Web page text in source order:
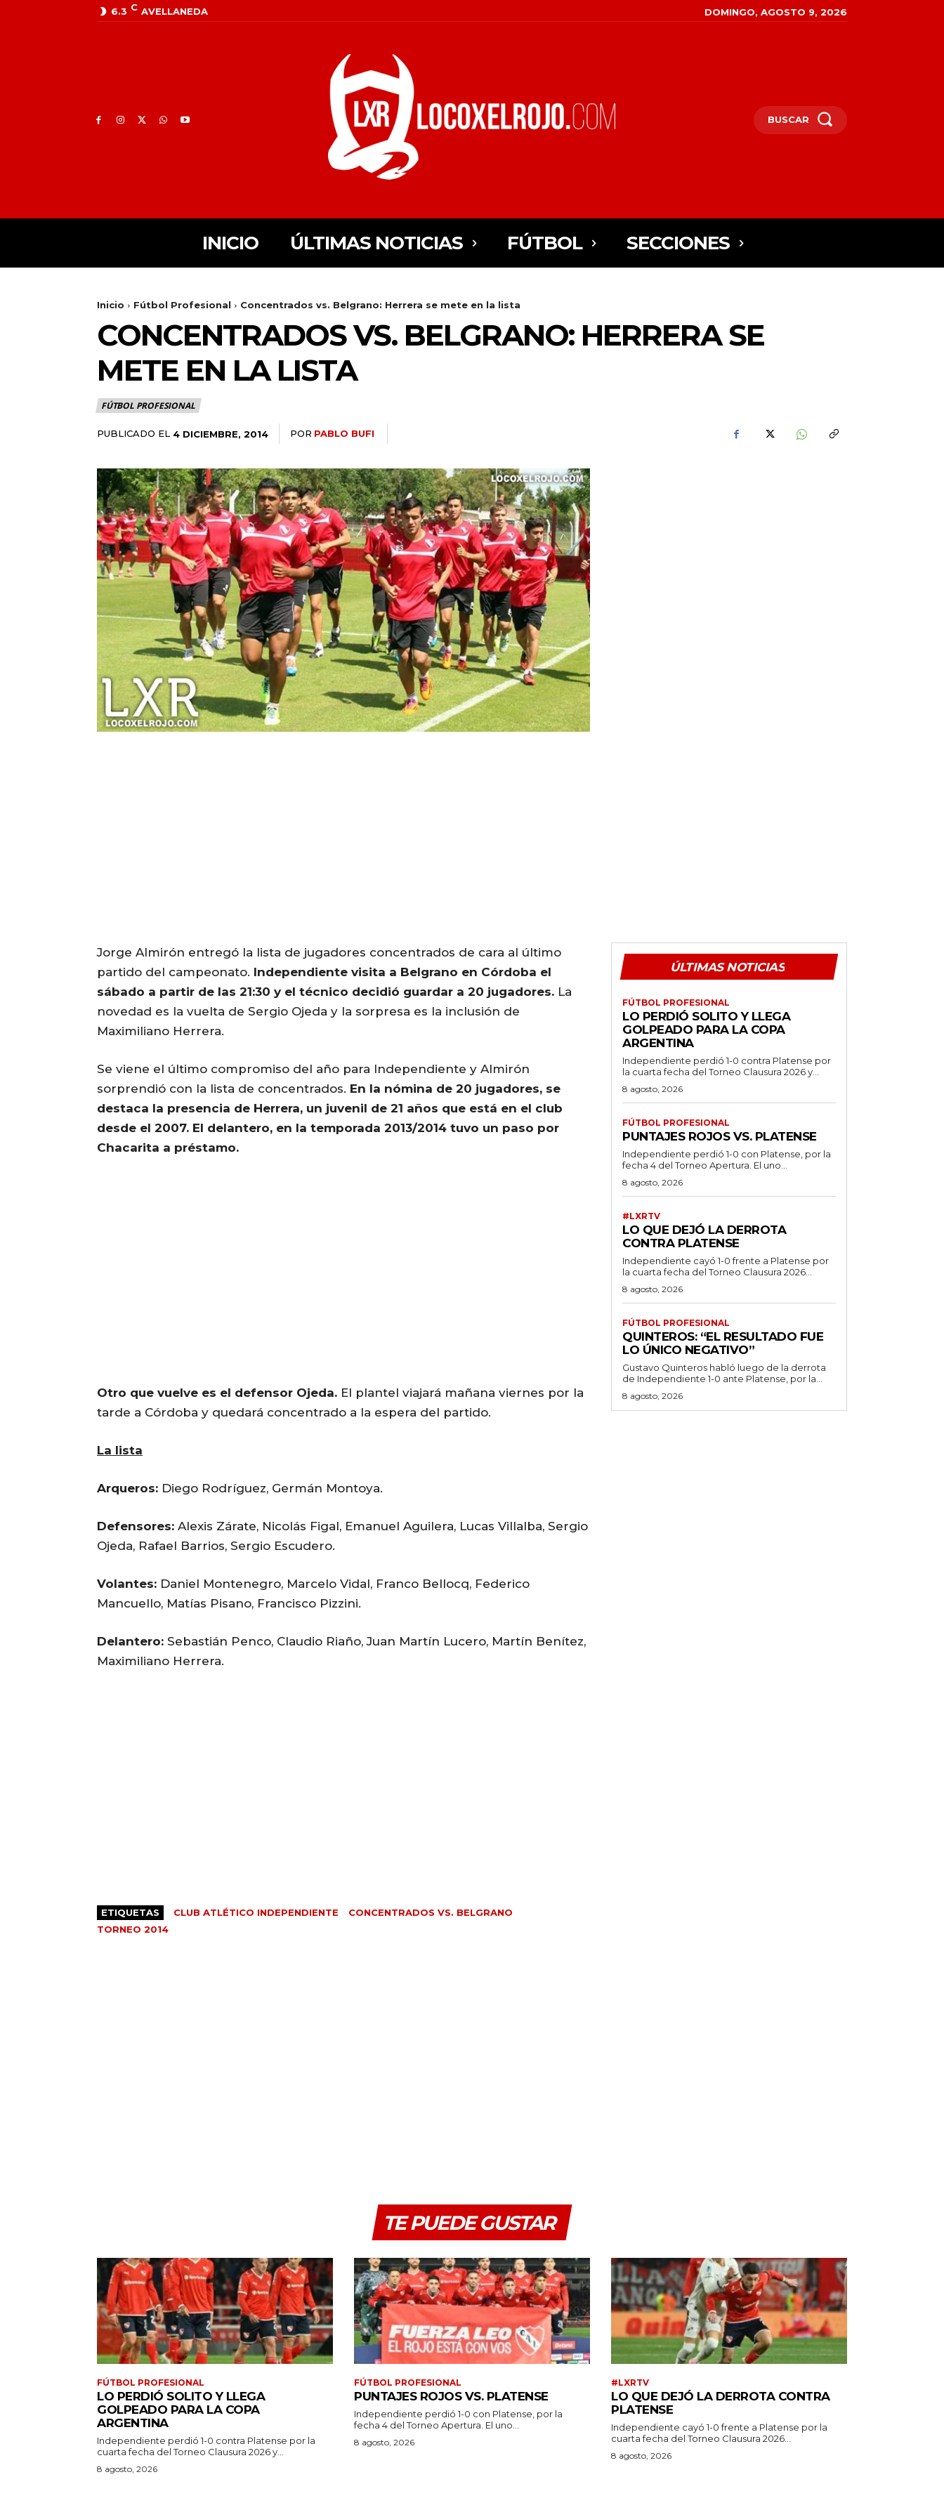
6.3 C AVELLANEDA DOMINGO, AGOSTO 9, 2026
BUSCAR
INICIO ÚLTIMAS NOTICIAS FÚTBOL SECCIONES
Inicio Fútbol Profesional Concentrados vs. Belgrano: Herrera se mete en la lista
CONCENTRADOS VS. BELGRANO: HERRERA SE
METE EN LA LISTA
FÚTBOL PROFESIONAL
PUBLICADO EL 4 DICIEMBRE, 2014 POR PABLO BUFI
Jorge Almirón entregó la lista de jugadores concentrados de cara al último
partido del campeonato. Independiente visita a Belgrano en Córdoba el
sábado a partir de las 21:30 y el técnico decidió guardar a 20 jugadores. La
novedad es la vuelta de Sergio Ojeda y la sorpresa es la inclusión de
Maximiliano Herrera.
Se viene el último compromiso del año para Independiente y Almirón
sorprendió con la lista de concentrados. En la nómina de 20 jugadores, se
destaca la presencia de Herrera, un juvenil de 21 años que está en el club
desde el 2007. El delantero, en la temporada 2013/2014 tuvo un paso por
Chacarita a préstamo.
Otro que vuelve es el defensor Ojeda. El plantel viajará mañana viernes por la
tarde a Córdoba y quedará concentrado a la espera del partido.
La lista
Arqueros: Diego Rodríguez, Germán Montoya.
Defensores: Alexis Zárate, Nicolás Figal, Emanuel Aguilera, Lucas Villalba, Sergio
Ojeda, Rafael Barrios, Sergio Escudero.
Volantes: Daniel Montenegro, Marcelo Vidal, Franco Bellocq, Federico
Mancuello, Matías Pisano, Francisco Pizzini.
Delantero: Sebastián Penco, Claudio Riaño, Juan Martín Lucero, Martín Benítez,
Maximiliano Herrera.
ETIQUETAS CLUB ATLÉTICO INDEPENDIENTE
CONCENTRADOS VS. BELGRANO
TORNEO 2014
ÚLTIMAS NOTICIAS
FÚTBOL PROFESIONAL
LO PERDIÓ SOLITO Y LLEGA
GOLPEADO PARA LA COPA
ARGENTINA
Independiente perdió 1-0 contra Platense por
la cuarta fecha del Torneo Clausura 2026 y...
8 agosto, 2026
FÚTBOL PROFESIONAL
PUNTAJES ROJOS VS. PLATENSE
Independiente perdió 1-0 con Platense, por la
fecha 4 del Torneo Apertura. El uno...
8 agosto, 2026
#LXRTV
LO QUE DEJÓ LA DERROTA
CONTRA PLATENSE
Independiente cayó 1-0 frente a Platense por
la cuarta fecha del Torneo Clausura 2026...
8 agosto, 2026
FÚTBOL PROFESIONAL
QUINTEROS: “EL RESULTADO FUE
LO ÚNICO NEGATIVO”
Gustavo Quinteros habló luego de la derrota
de Independiente 1-0 ante Platense, por la...
8 agosto, 2026
TE PUEDE GUSTAR
FÚTBOL PROFESIONAL
LO PERDIÓ SOLITO Y LLEGA
GOLPEADO PARA LA COPA
ARGENTINA
Independiente perdió 1-0 contra Platense por la
cuarta fecha del Torneo Clausura 2026 y...
8 agosto, 2026
FÚTBOL PROFESIONAL
PUNTAJES ROJOS VS. PLATENSE
Independiente perdió 1-0 con Platense, por la
fecha 4 del Torneo Apertura. El uno...
8 agosto, 2026
#LXRTV
LO QUE DEJÓ LA DERROTA CONTRA
PLATENSE
Independiente cayó 1-0 frente a Platense por la
cuarta fecha del Torneo Clausura 2026...
8 agosto, 2026